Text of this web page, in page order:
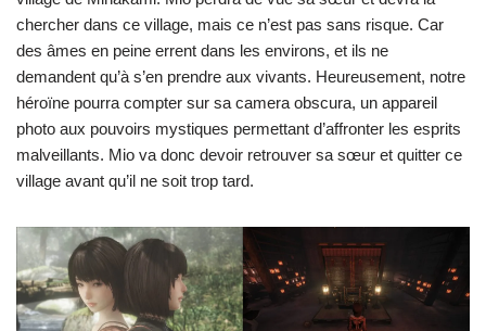
chercher dans ce village, mais ce n’est pas sans risque. Car
des âmes en peine errent dans les environs, et ils ne
demandent qu’à s’en prendre aux vivants. Heureusement, notre
héroïne pourra compter sur sa camera obscura, un appareil
photo aux pouvoirs mystiques permettant d’affronter les esprits
malveillants. Mio va donc devoir retrouver sa sœur et quitter ce
village avant qu’il ne soit trop tard.